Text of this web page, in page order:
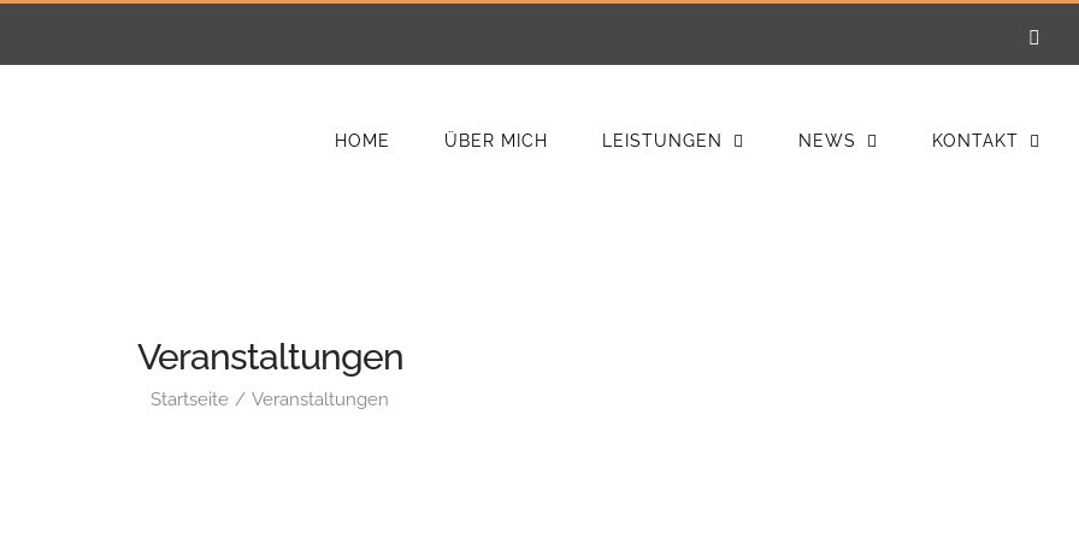
HOME ÜBER MICH LEISTUNGEN NEWS KONTAKT
Veranstaltungen
Startseite Veranstaltungen